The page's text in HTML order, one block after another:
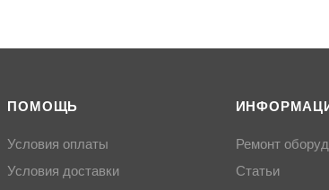
ПОМОЩЬ
Условия оплаты
Условия доставки
Ремонт
Статьи